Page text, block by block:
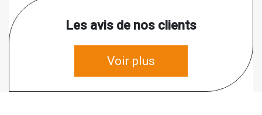
Les avis de nos clients
Voir plus